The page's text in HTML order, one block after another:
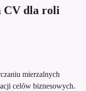
CV dla roli
mierzalnych
celów biznesowych.